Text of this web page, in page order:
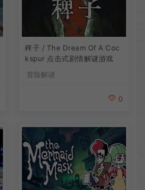
稗子 / The Dream Of A Coc
kspur 点击式剧情解谜游戏
冒险解谜
0